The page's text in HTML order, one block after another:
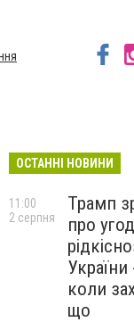
ОСТАННІ НОВИНИ
Трамп
про
коли
що
11:00
2 серпня